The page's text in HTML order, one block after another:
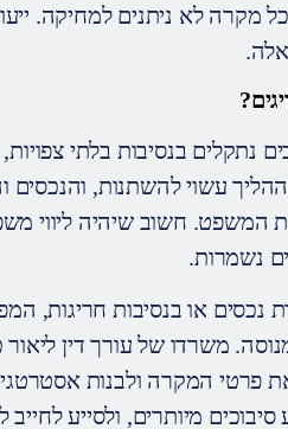
מקרה לא ניתנים למחיקה.
נתקלים בנסיבות בלתי
עשוי להשתנות, והנכסים
המשפט. חשוב שיהיה ליווי
נשמרות.
נכסים או בנסיבות חריגות,
משרדו של עורך דין ליאור
פרטי המקרה ולבנות
מיותרים, ולסייע